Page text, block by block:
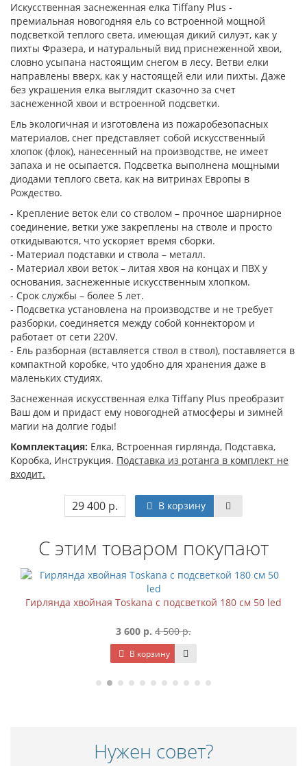
Искусственная заснеженная елка Tiffany Plus -
премиальная новогодняя ель со встроенной мощной
подсветкой теплого света, имеющая дикий силуэт, как у
пихты Фразера, и натуральный вид приснеженной хвои,
словно усыпана настоящим снегом в лесу. Ветви елки
направлены вверх, как у настоящей ели или пихты. Даже
без украшения елка выглядит сказочно за счет
заснеженной хвои и встроенной подсветки.
Ель экологичная и изготовлена из пожаробезопасных
материалов, снег представляет собой искусственный
хлопок (флок), нанесенный на производстве, не имеет
запаха и не осыпается. Подсветка выполнена мощными
диодами теплого света, как на витринах Европы в
Рождество.
- Крепление веток ели со стволом – прочное шарнирное
соединение, ветки уже закреплены на стволе и просто
откидываются, что ускоряет время сборки.
- Материал подставки и ствола – металл.
- Материал хвои веток – литая хвоя на концах и ПВХ у
основания, заснеженные искусственным хлопком.
- Срок службы – более 5 лет.
- Подсветка установлена на производстве и не требует
разборки, соединяется между собой коннектором и
работает от сети 220V.
- Ель разборная (вставляется ствол в ствол), поставляется в
компактной коробке, что удобно для хранения даже в
маленьких студиях.
Заснеженная искусственная елка Tiffany Plus преобразит
Ваш дом и придаст ему новогодней атмосферы и зимней
магии на долгие годы!
Комплектация: Елка, Встроенная гирлянда, Подставка,
Коробка, Инструкция. Подставка из ротанга в комплект не
входит.
29 400 р. В корзину
С этим товаром покупают
Гирлянда хвойная Toskana с подсветкой 180 см 50 led
3 600 р. 4 500 р.
В корзину
Нужен совет?